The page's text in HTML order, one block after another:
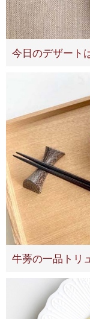
今日のデザート
牛蒡の一品トリ